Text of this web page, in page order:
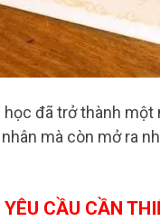
đã trở thành
mà còn mở ra
CẦU CẦN